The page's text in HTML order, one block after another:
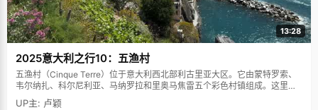
13:28
2025意大利之行10：五渔村
五渔村（Cinque Terre）位于意大利西北部利古里亚大区。它由蒙特罗索、
韦尔纳扎、科尔尼利亚、马纳罗拉和里奥马焦雷五个彩色村镇组成。这里依
山傍海，房屋色彩斑斓，1997年被列为世界文化遗产。
UP主: 卢颖